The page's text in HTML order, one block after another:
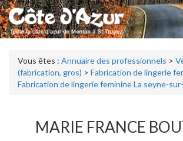
Vous êtes : Annuaire des professionnels >
(fabrication, gros) > Fabrication de lingerie
Fabrication de lingerie feminine La seyne-
MARIE FRANCE